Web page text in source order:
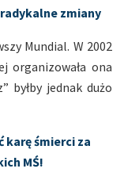
zmiany
Mundial. W 2002
organizowała ona
byłby jednak dużo
karę śmierci za
MŚ!